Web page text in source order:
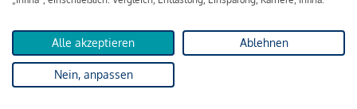
Bearbeitungsgebühr), sodass die Bank den Mustermanns
insgesamt einen Kreditbetrag
Zuzüglich der Zinsen bedeutet das, dass über die Laufzeit von
Alle akzeptieren Ablehnen
Nein, anpassen